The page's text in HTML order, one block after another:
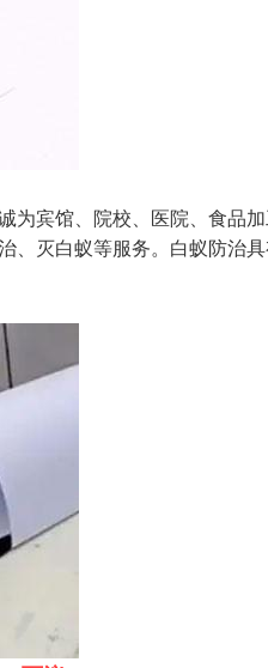
为宾馆、院校、医院、食品
、灭白蚁等服务。白蚁防治